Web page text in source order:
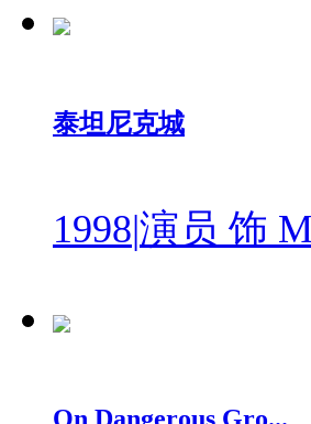
泰坦尼克城
1998|演员 饰